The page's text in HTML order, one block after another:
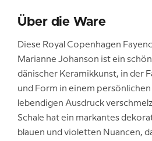
Über die Ware
Diese Royal Copenhagen
Marianne Johanson ist ein
dänischer Keramikkunst, in der
und Form in einem persönlichen
lebendigen Ausdruck
Schale hat ein markantes
blauen und violetten Nuancen,